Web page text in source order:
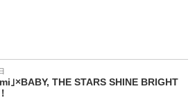
｣×BABY, THE STARS SHINE BRIGHT